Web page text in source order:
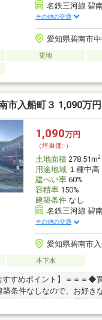
名鉄三河線 碧
その他の交通
愛知県碧南市中
更地
市入船町３ 1,090万円
1,090万円
（坪単価:-）
土地面積278.51m2
用途地域１種中高
建ぺい率60%
容積率150%
建築条件なし
名鉄三河線 碧
その他の交通
愛知県碧南市入
本下水
すすめポイント】＝＝＝◆
条件なしなので、お好き
いるので、駐車もしやすく